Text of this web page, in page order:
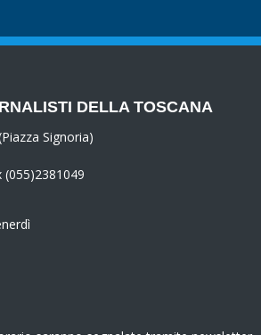
DELLA TOSCANA
Signoria)
(055)2381049